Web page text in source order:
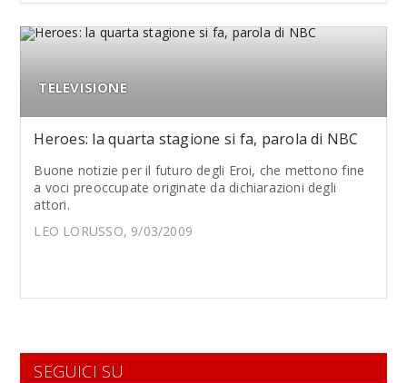
TELEVISIONE
Heroes: la quarta stagione si fa, parola di NBC
Buone notizie per il futuro degli Eroi, che mettono fine
a voci preoccupate originate da dichiarazioni degli
attori.
LEO LORUSSO, 9/03/2009
SEGUICI SU